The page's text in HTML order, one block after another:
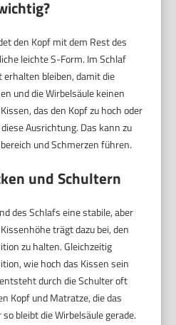
den Kopf mit dem Rest des
leichte S-Form. Im Schlaf
bleiben, damit die
und die Wirbelsäule keinen
das den Kopf zu hoch oder
Ausrichtung. Das kann zu
und Schmerzen führen.
und Schultern
des Schlafs eine stabile, aber
trägt dazu bei, den
zu halten. Gleichzeitig
wie hoch das Kissen sein
durch die Schulter oft
Kopf und Matratze, die das
bleibt die Wirbelsäule gerade.